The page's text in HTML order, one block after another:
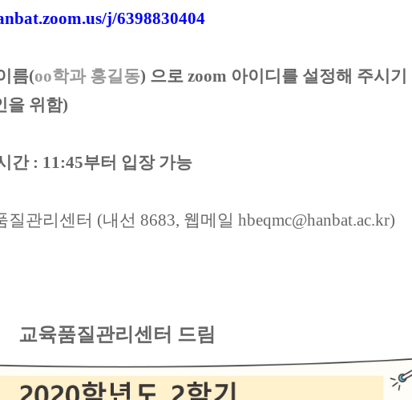
j/6398830404
름(oo학과 홍길동) 으로 zoom 아이디를 설정해 주시기
을 위함)
간 : 11:45부터 입장 가능
관리센터 (내선 8683, 웹메일 hbeqmc@hanbat.ac.kr)
교육품질관리센터 드림